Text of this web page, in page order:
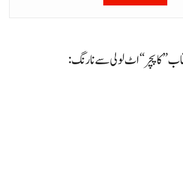
”کاپچر“ اٹ لولی سے نا رنگ: